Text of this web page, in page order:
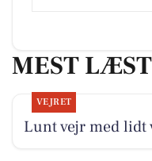
MEST
VEJRET
Lunt vejr med lidt